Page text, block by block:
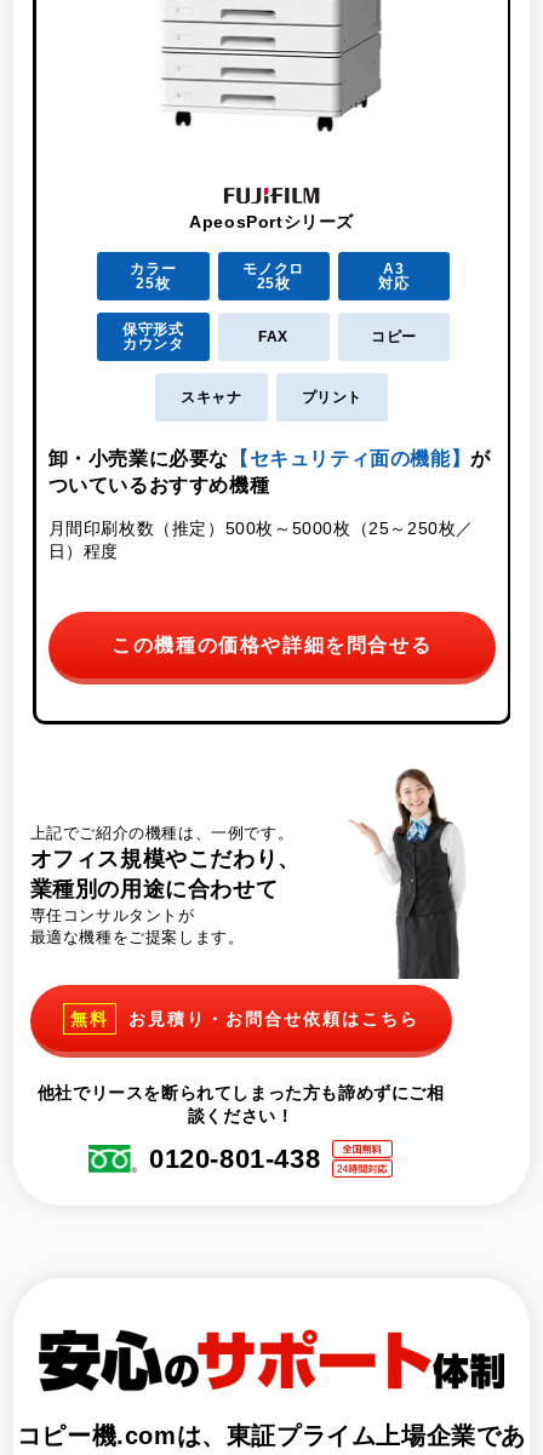
ApeosPortシリーズ
カラー
25枚
モノクロ
25枚
A3
対応
保守形式
カウンタ
FAX コピー
スキャナ プリント
卸・小売業に必要な 【セキュリティ面の機能】が
ついているおすすめ機種
月間印刷枚数（推定）500枚～5000枚（25～250枚／
日）程度
この機種の価格や詳細を問合せる
上記でご紹介の機種は、一例です。
オフィス規模やこだわり、
業種別の用途に合わせて
専任コンサルタントが
最適な機種をご提案します。
無料 お見積り・お問合せ依頼はこちら
他社でリースを断られてしまった方も諦めずにご相
談ください！
0120-801-438
コピー機.comは、 東証プライム上場企業であ